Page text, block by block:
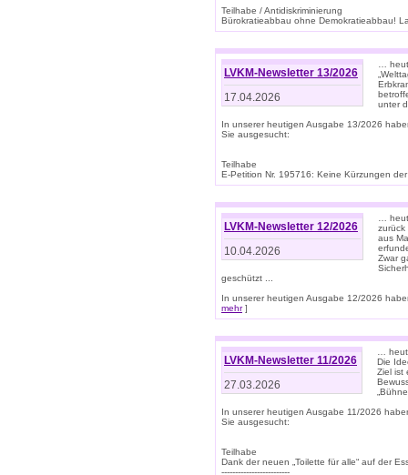
Teilhabe / Antidiskriminierung
Bürokratieabbau ohne Demokratieabbau!
LVKM-Newsletter 13/2026
17.04.2026
…
unter
In unserer heutigen Ausgabe 13/2026
Sie ausgesucht:
Teilhabe
E-Petition Nr. 195716: Keine Kürzungen
LVKM-Newsletter 12/2026
10.04.2026
…
zurück
aus
Zwar
geschützt ...
In unserer heutigen Ausgabe 12/2026
mehr]
LVKM-Newsletter 11/2026
27.03.2026
…
Die
Ziel ist
In unserer heutigen Ausgabe 11/2026
Sie ausgesucht:
Teilhabe
Dank der neuen „Toilette für alle“ auf der
-------------------------